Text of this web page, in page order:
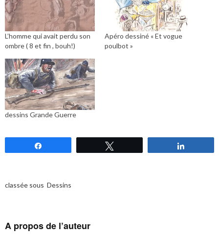
L’homme qui avait perdu son
ombre ( 8 et fin , bouh!)
Apéro dessiné « Et vogue
poulbot »
dessins Grande Guerre
classée sous Dessins
A propos de l’auteur